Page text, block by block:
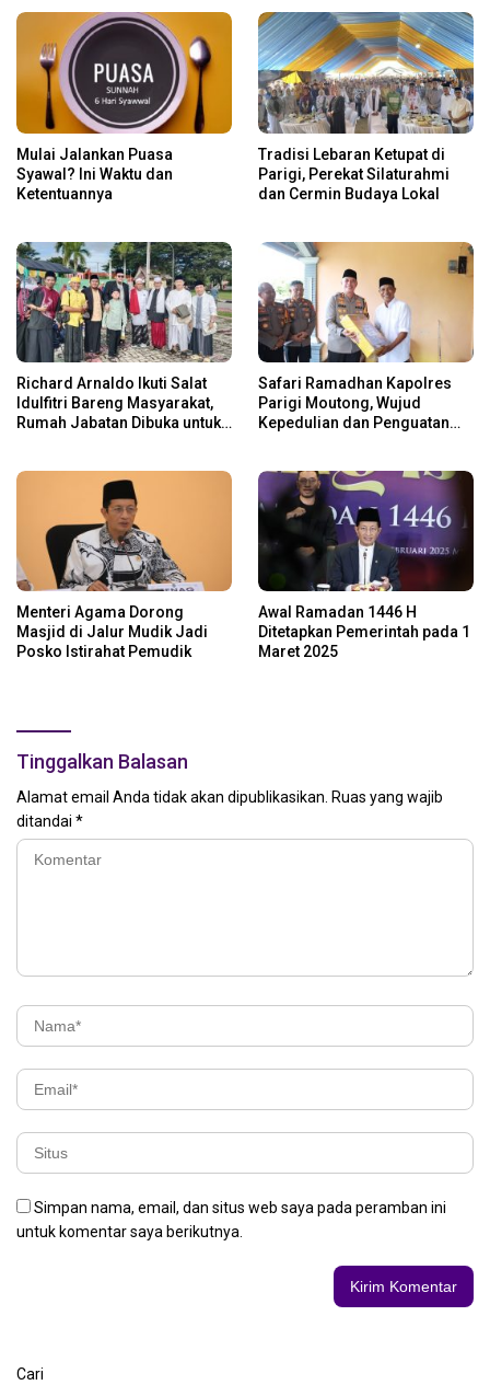
Mulai Jalankan Puasa
Syawal? Ini Waktu dan
Ketentuannya
Tradisi Lebaran Ketupat di
Parigi, Perekat Silaturahmi
dan Cermin Budaya Lokal
Richard Arnaldo Ikuti Salat
Idulfitri Bareng Masyarakat,
Rumah Jabatan Dibuka untuk
Safari Ramadhan Kapolres
Parigi Moutong, Wujud
Kepedulian dan Penguatan
Menteri Agama Dorong
Masjid di Jalur Mudik Jadi
Posko Istirahat Pemudik
Awal Ramadan 1446 H
Ditetapkan Pemerintah pada 1
Maret 2025
Tinggalkan Balasan
Alamat email Anda tidak akan dipublikasikan. Ruas yang wajib
ditandai *
Simpan nama, email, dan situs web saya pada peramban ini
untuk komentar saya berikutnya.
Cari